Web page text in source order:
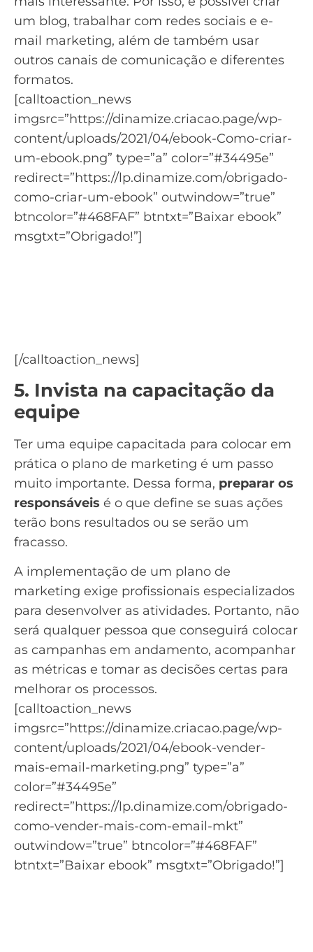
um blog, trabalhar com redes sociais e e-
mail marketing, além de também usar
outros canais de comunicação e diferentes
formatos.
[calltoaction_news
imgsrc=”https://dinamize.criacao.page/wp-
content/uploads/2021/04/ebook-Como-criar-
um-ebook.png” type=”a” color=”#34495e”
redirect=”https://lp.dinamize.com/obrigado-
como-criar-um-ebook” outwindow=”true”
btncolor=”#468FAF” btntxt=”Baixar ebook”
msgtxt=”Obrigado!”]
[/calltoaction_news]
5. Invista na capacitação da
equipe
Ter uma equipe capacitada para colocar em
prática o plano de marketing é um passo
muito importante. Dessa forma, preparar os
responsáveis é o que define se suas ações
terão bons resultados ou se serão um
fracasso.
A implementação de um plano de
marketing exige profissionais especializados
para desenvolver as atividades. Portanto, não
será qualquer pessoa que conseguirá colocar
as campanhas em andamento, acompanhar
as métricas e tomar as decisões certas para
melhorar os processos.
[calltoaction_news
imgsrc=”https://dinamize.criacao.page/wp-
content/uploads/2021/04/ebook-vender-
mais-email-marketing.png” type=”a”
color=”#34495e”
redirect=”https://lp.dinamize.com/obrigado-
como-vender-mais-com-email-mkt”
outwindow=”true” btncolor=”#468FAF”
btntxt=”Baixar ebook” msgtxt=”Obrigado!”]